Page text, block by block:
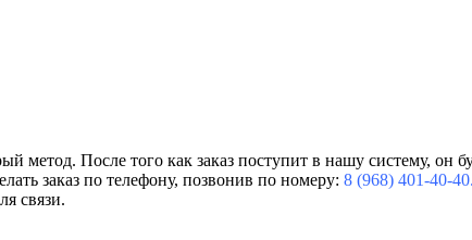
метод. После того как заказ поступит в нашу систему, он
заказ по телефону, позвонив по номеру: 8 (968) 401-40-40.
связи.